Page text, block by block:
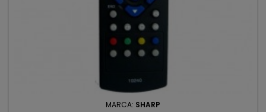
MARCA: SHARP